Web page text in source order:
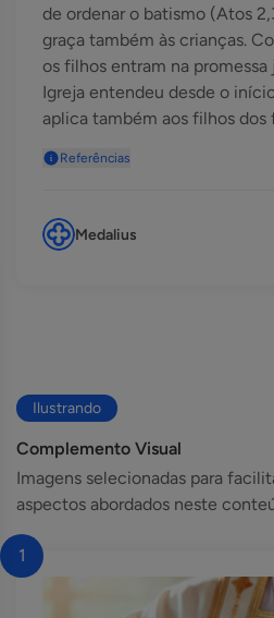
de ordenar o batismo (Atos
graça também às crianças.
os filhos entram na
Igreja entendeu desde o
aplica também aos filhos dos
Referências
Medalius
Ilustrando
Complemento Visual
Imagens selecionadas para
aspectos abordados neste
1